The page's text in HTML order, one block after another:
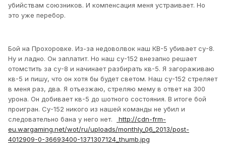
убийствам союзников. И компенсация меня устраивает. Но
это уже перебор.
Бой на Прохоровке. Из-за недоволвок наш КВ-5 убивает су-8.
Ну и ладно. Он заплатит. Но наш су-152 внезапно решает
отомстить за су-8 и начинает разбирать кв-5. Я загораживаю
кв-5 и пишу, что он хотя бы будет светом. Наш су-152 стреляет
в меня раз, два. Я отъезжаю, стреляю мему в ответ на 300
урона. Он добивает кв-5 до шотного состояния. В итоге бой
проигран. Су-152 никого из нашей команды не убил и
следовательно бана у него нет.
http://cdn-frm-
eu.wargaming.net/wot/ru/uploads/monthly_06_2013/post-
4012909-0-36693400-1371307124_thumb.jpg